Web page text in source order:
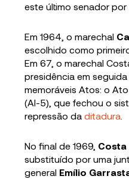
este último senador por
Em 1964, o marechal
escolhido como
Em 67, o marechal
presidência em
memoráveis Atos: o
(AI-5), que fechou o
repressão daditadura
No final de 1969, Costa
substituído por uma
general Emílio